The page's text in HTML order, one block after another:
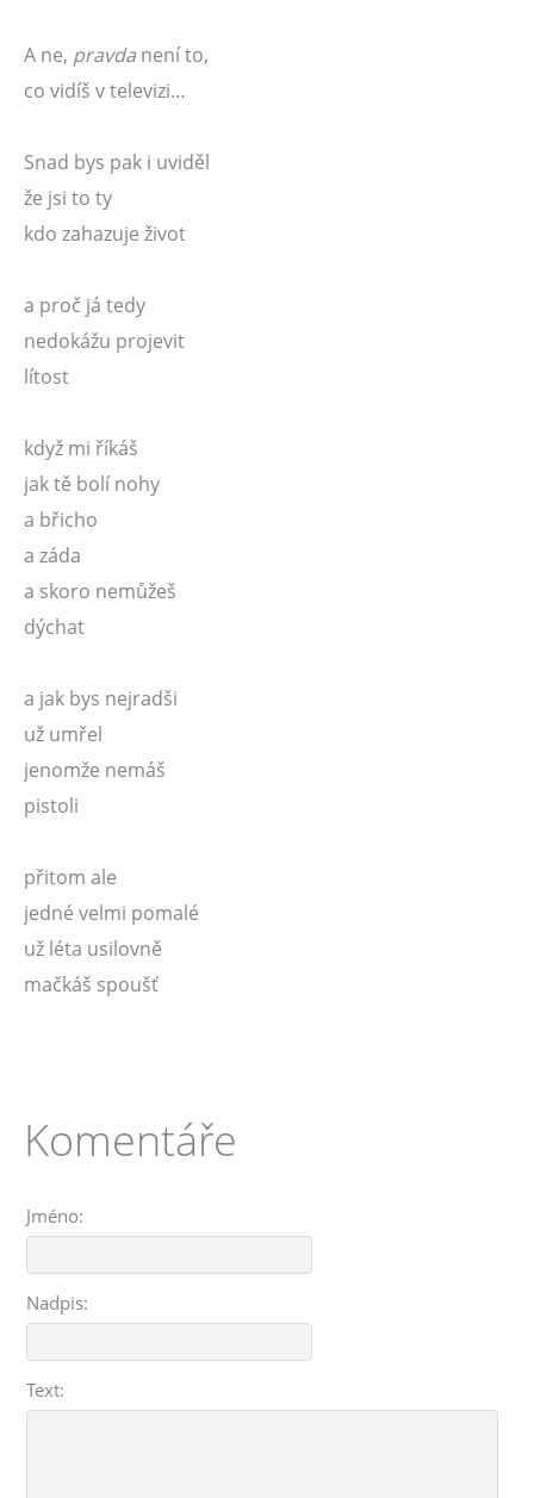
A ne, pravda není to,
co vidíš v televizi…
Snad bys pak i uviděl
že jsi to ty
kdo zahazuje život
a proč já tedy
nedokážu projevit
lítost
když mi říkáš
jak tě bolí nohy
a břicho
a záda
a skoro nemůžeš
dýchat
a jak bys nejradši
už umřel
jenomže nemáš
pistoli
přitom ale
jedné velmi pomalé
už léta usilovně
mačkáš spoušť
Komentáře
Jméno:
Nadpis:
Text: